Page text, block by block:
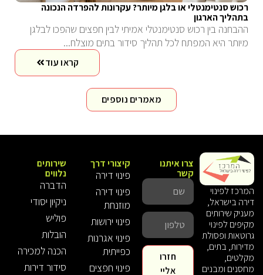
רכוש סנטימנטלי או בלגן מיותר? עקרונות להפרדה הנכונה
בתהליך הארגון
ההבחנה בין רכוש סנטימנטלי אמיתי לבין חפצים שהפכו לבלגן
מיותר היא המפתח לכל תהליך סידור בתים מוצלח...
קראו עוד
מאמרים נוספים
המרכז לפינוי
דירה בישראל,
מעניק שירותים
מקיפים לפינוי
גרוטאות ופסולת
מדירות, בתים,
מקלטים,
מחסנים ומבנים
קיצורי דרך
פינוי דירה
פינוי דירה
מוזנחת
פינוי ירושות
פינוי אגרנות
כפייתית
פינוי חפצים
שירותים
נלווים
הדברה
ניקיון יסודי
פוליש
הובלות
הכנה למכירה
סידור דירות
צרו איתנו
קשר
חזרו
אליי